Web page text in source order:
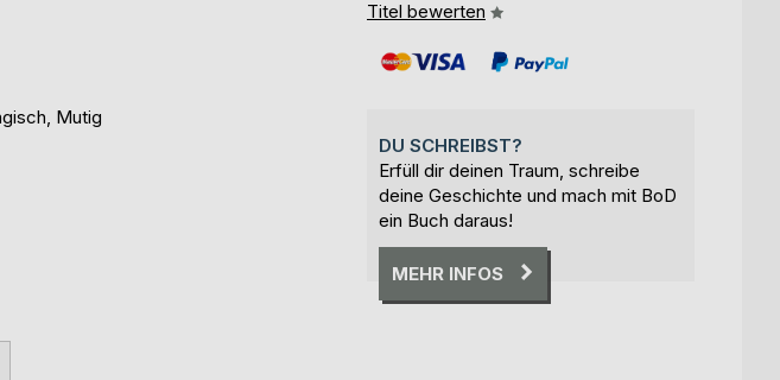
Mutig
Titel bewerten
DU SCHREIBST?
Erfüll dir deinen Traum, schreibe
deine Geschichte und mach mit BoD
ein Buch daraus!
MEHR INFOS